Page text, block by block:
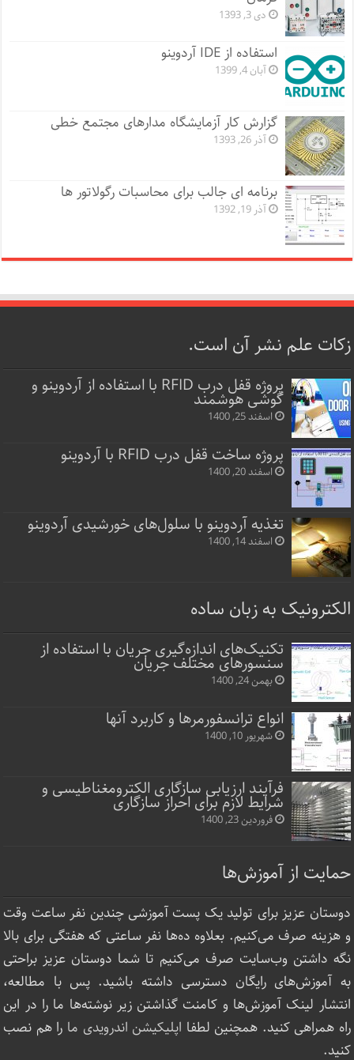
دی 3, 1393
استفاده از IDE آردوینو
آبان 4, 1399
گزارش کار آزمایشگاه مدارهای مجتمع خطی
آذر 26, 1393
برنامه ای جالب برای محاسبات رگولاتور ها
آذر 19, 1392
زکات علم نشر آن است.
پروژه قفل‌ درب RFID با استفاده از آردوینو و
گوشی هوشمند
اسفند 25, 1400
پروژه ساخت قفل‌ درب RFID با آردوینو
اسفند 20, 1400
تغذیه آردوینو با سلول‌های خورشیدی آردوینو
اسفند 14, 1400
الکترونیک به زبان ساده
تکنیک‌های اندازه‌گیری جریان با استفاده از
سنسورهای مختلف جریان
بهمن 24, 1400
انواع ترانسفورمرها و کاربرد آنها
شهریور 10, 1400
فرآیند ارزیابی سازگاری الکترومغناطیسی و
شرایط لازم برای احراز سازگاری
فروردین 23, 1400
حمایت از آموزش‌ها
دوستان عزیز برای تولید یک پست آموزشی چندین نفر ساعت‌ وقت
و هزینه صرف می‌کنیم. بعلاوه ده‌ها نفر ساعتی که هفتگی برای بالا
نگه داشتن وب‌سایت صرف ‌می‌کنیم تا شما دوستان عزیز براحتی
به آموزش‌های رایگان دسترسی داشته باشید. پس با مطالعه،
انتشار لینک‌ آموزش‌ها و کامنت گذاشتن زیر نوشته‌‌ها ما را در این
راه همراهی کنید. همچنین لطفا اپلیکیشن اندرویدی ما را هم نصب
کنید.